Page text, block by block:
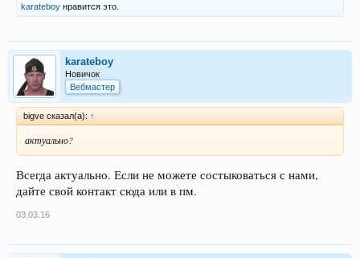
karateboy нравится это.
karateboy
Новичок
Вебмастер
bigve сказал(а): ↑
актуально?
Всегда актуально. Если не можете состыковаться с нами,
дайте свой контакт сюда или в пм.
03.03.16